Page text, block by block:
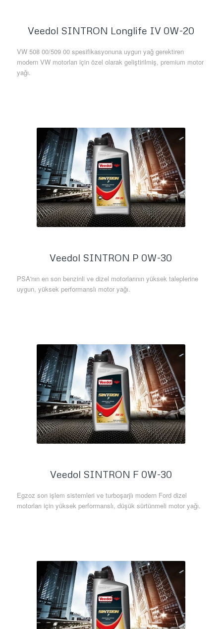
Veedol SINTRON Longlife IV 0W-20
VW 508 00/509 00 spesifikasyonuna uygun yağ gerektiren
modern VW motorları için özel olarak geliştirilmiş, premium motor
yağı.
Veedol SINTRON P 0W-30
PSA'nın en son benzinli ve dizel motorlarının yüksek taleplerine
uygun, yüksek performanslı motor yağı.
Veedol SINTRON F 0W-30
Egzoz son işlem sistemleri ve turboşarjlı modern Ford dizel
motorları için yüksek performanslı, düşük sürtünmeli motor yağı.